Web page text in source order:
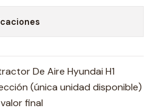
De Aire Hyundai H1
(única unidad disponible)
final